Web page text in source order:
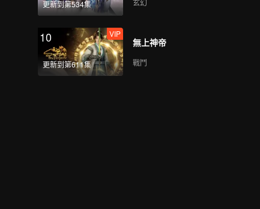
更新到第534集 玄幻
10
更新到第611集
VIP
無上神帝
戰鬥